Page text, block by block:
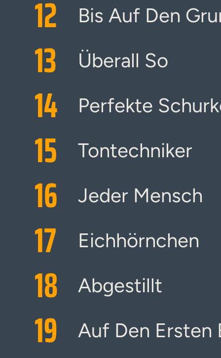
12 Bis Auf Den
13 Überall So
14 Perfekte
15 Tontechniker
16 Jeder Mensch
17 Eichhörnchen
18 Abgestillt
19 Auf Den Ersten